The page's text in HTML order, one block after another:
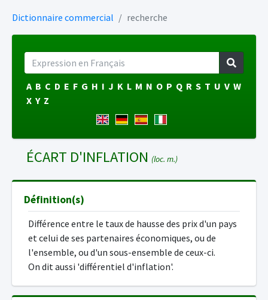
Dictionnaire commercial recherche
A B C D E F G H I J K L M N O P Q R S T U V W
X Y Z
ÉCART D'INFLATION (loc. m.)
Définition(s)
Différence entre le taux de hausse des prix d'un pays
et celui de ses partenaires économiques, ou de
l'ensemble, ou d'un sous-ensemble de ceux-ci.
On dit aussi 'différentiel d'inflation'.